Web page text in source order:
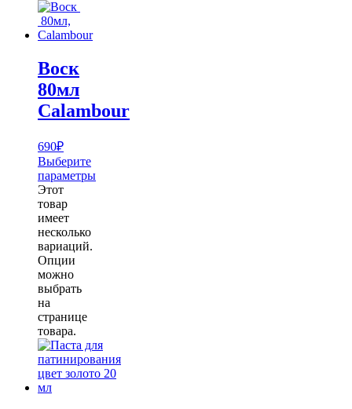
Воск
80мл
Calambour
690₽
Выберите
параметры
Этот
товар
имеет
несколько
вариаций.
Опции
можно
выбрать
на
странице
товара.